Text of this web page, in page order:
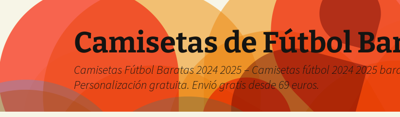
Camisetas de Fútbol
Camisetas Fútbol Baratas 2024 2025 – Camisetas fútbol 2024 2025
Personalización gratuita. Envió gratis desde 69 euros.